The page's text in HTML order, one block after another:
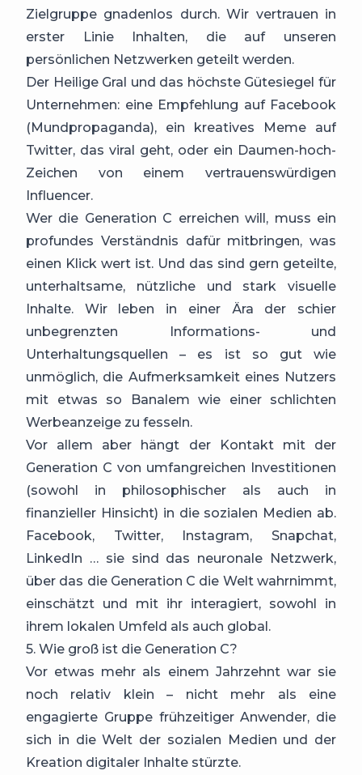
Zielgruppe gnadenlos durch. Wir vertrauen in
erster Linie Inhalten, die auf unseren
persönlichen Netzwerken geteilt werden.
Der Heilige Gral und das höchste Gütesiegel für
Unternehmen: eine Empfehlung auf Facebook
(Mundpropaganda), ein kreatives Meme auf
Twitter, das viral geht, oder ein Daumen-hoch-
Zeichen von einem vertrauenswürdigen
Influencer.
Wer die Generation C erreichen will, muss ein
profundes Verständnis dafür mitbringen, was
einen Klick wert ist. Und das sind gern geteilte,
unterhaltsame, nützliche und stark visuelle
Inhalte. Wir leben in einer Ära der schier
unbegrenzten Informations- und
Unterhaltungsquellen – es ist so gut wie
unmöglich, die Aufmerksamkeit eines Nutzers
mit etwas so Banalem wie einer schlichten
Werbeanzeige zu fesseln.
Vor allem aber hängt der Kontakt mit der
Generation C von umfangreichen Investitionen
(sowohl in philosophischer als auch in
finanzieller Hinsicht) in die sozialen Medien ab.
Facebook, Twitter, Instagram, Snapchat,
LinkedIn … sie sind das neuronale Netzwerk,
über das die Generation C die Welt wahrnimmt,
einschätzt und mit ihr interagiert, sowohl in
ihrem lokalen Umfeld als auch global.
5. Wie groß ist die Generation C?
Vor etwas mehr als einem Jahrzehnt war sie
noch relativ klein – nicht mehr als eine
engagierte Gruppe frühzeitiger Anwender, die
sich in die Welt der sozialen Medien und der
Kreation digitaler Inhalte stürzte.